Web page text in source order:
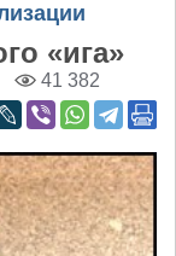
«ига»
41 382